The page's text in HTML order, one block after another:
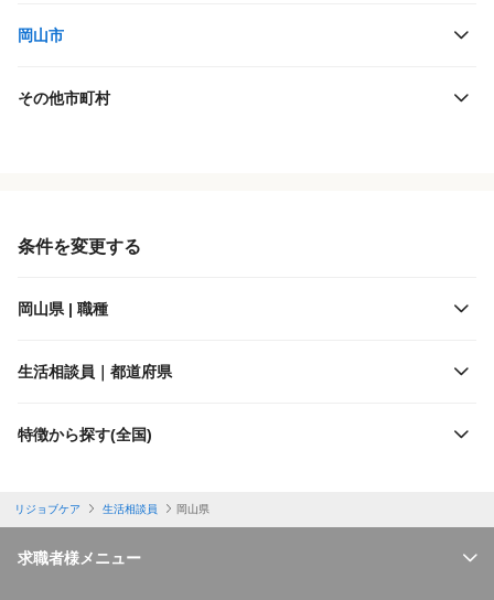
岡山市
その他市町村
条件を変更する
岡山県 | 職種
生活相談員｜都道府県
特徴から探す(全国)
リジョブケア 生活相談員 岡山県
求職者様メニュー